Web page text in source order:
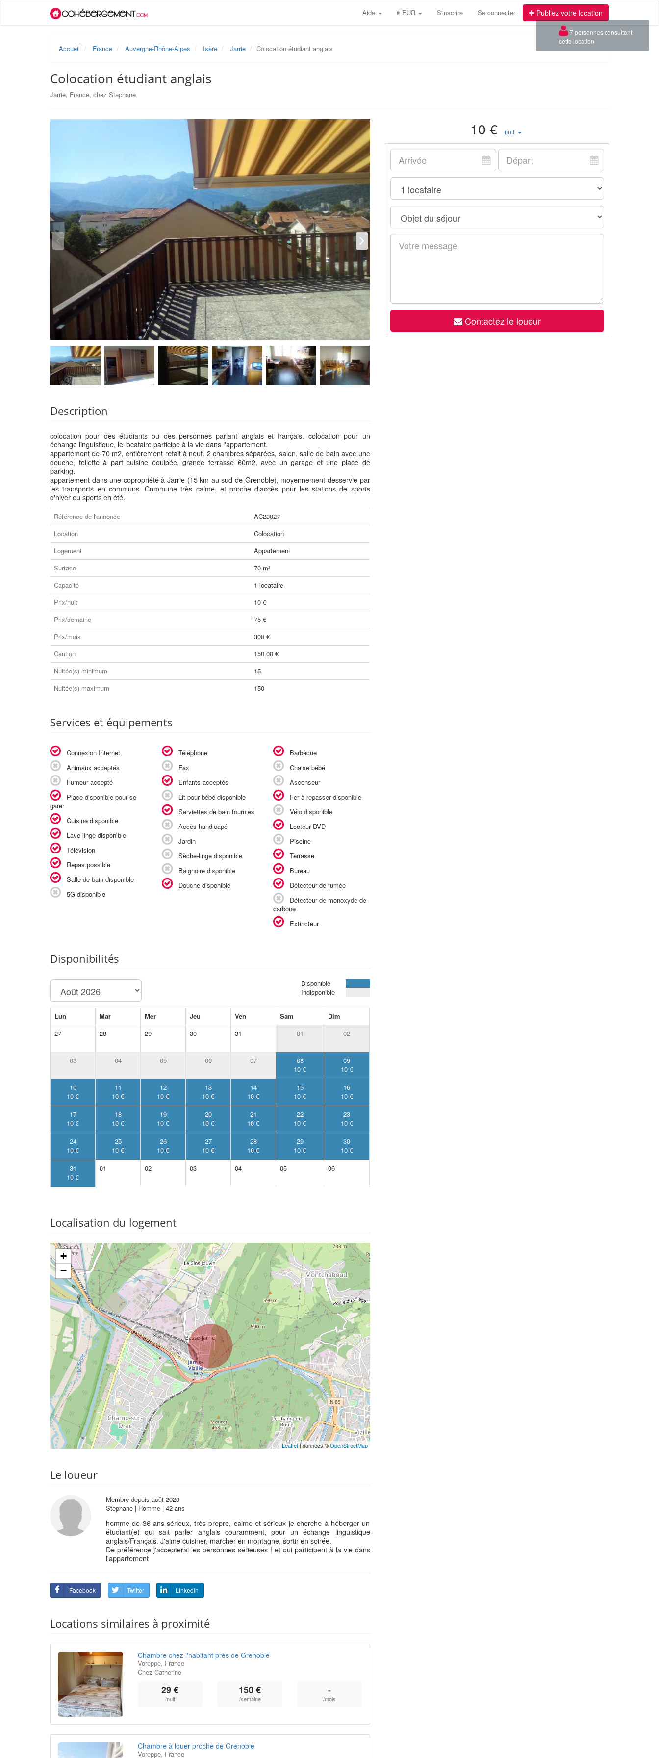
Aide € EUR S'inscrire Se connecter Publiez votre location
Accueil France Auvergne-Rhône-Alpes Isère Jarrie Colocation étudiant anglais
Colocation étudiant anglais
Jarrie, France, chez Stephane
10 € nuit
Contactez le loueur
Description
colocation pour des étudiants ou des personnes parlant anglais et français, colocation pour un
échange linguistique, le locataire participe à la vie dans l'appartement.
appartement de 70 m2, entièrement refait à neuf. 2 chambres séparées, salon, salle de bain avec une
douche, toilette à part cuisine équipée, grande terrasse 60m2, avec un garage et une place de
parking.
appartement dans une copropriété à Jarrie (15 km au sud de Grenoble), moyennement desservie par
les transports en communs. Commune très calme, et proche d'accès pour les stations de sports
d'hiver ou sports en été.
Référence de l'annonce
AC23027
Location
Colocation
Logement
Appartement
Surface
70 m²
Capacité
1 locataire
Prix/nuit
10 €
Prix/semaine
75 €
Prix/mois
300 €
Caution
150.00 €
Nuitée(s) minimum
15
Nuitée(s) maximum
150
Services et équipements
Connexion Internet
Animaux acceptés
Fumeur accepté
Place disponible pour se
garer
Cuisine disponible
Lave-linge disponible
Télévision
Repas possible
Salle de bain disponible
5G disponible
Téléphone
Fax
Enfants acceptés
Lit pour bébé disponible
Serviettes de bain fournies
Accès handicapé
Jardin
Sèche-linge disponible
Baignoire disponible
Douche disponible
Barbecue
Chaise bébé
Ascenseur
Fer à repasser disponible
Vélo disponible
Lecteur DVD
Piscine
Terrasse
Bureau
Détecteur de fumée
Détecteur de monoxyde de
carbone
Extincteur
Disponibilités
Disponible
Indisponible
Lun Mar Mer Jeu Ven Sam
Dim
27
28 29 30 31 01 02
03 04 05 06 07
08
10 €
09
10 €
10
10 €
11
10 €
12
10 €
13
10 €
14
10 €
15
10 €
16
10 €
17
10 €
18
10 €
19
10 €
20
10 €
21
10 €
22
10 €
23
10 €
24
10 €
25
10 €
26
10 €
27
10 €
28
10 €
29
10 €
30
10 €
31
10 €
01 02 03 04 05 06
Localisation du logement
+
−
Leaflet| données ©OpenStreetMap
Le loueur
Membre depuis août 2020
Stephane | Homme | 42 ans
homme de 36 ans sérieux, très propre, calme et sérieux je cherche à héberger un
étudiant(e) qui sait parler anglais couramment, pour un échange linguistique
anglais/Français. J'aime cuisiner, marcher en montagne, sortir en soirée.
De préférence j'accepterai les personnes sérieuses ! et qui participent à la vie dans
l'appartement
Facebook Twitter Linkedin
Locations similaires à proximité
Chambre chez l'habitant près de Grenoble
Voreppe, France
Chez Catherine
29 €
/nuit
150 €
/semaine
-
/mois
Chambre à louer proche de Grenoble
Voreppe, France
×
7 personnes consultent
cette location